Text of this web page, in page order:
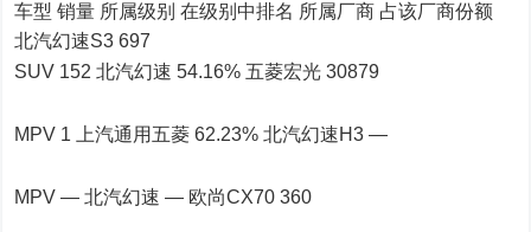
车型 销量 所属级别 在级别中排名 所属厂商 占该厂商份额
北汽幻速S3 697
SUV 152 北汽幻速 54.16% 五菱宏光 30879
MPV 1 上汽通用五菱 62.23% 北汽幻速H3 —
MPV — 北汽幻速 — 欧尚CX70 360